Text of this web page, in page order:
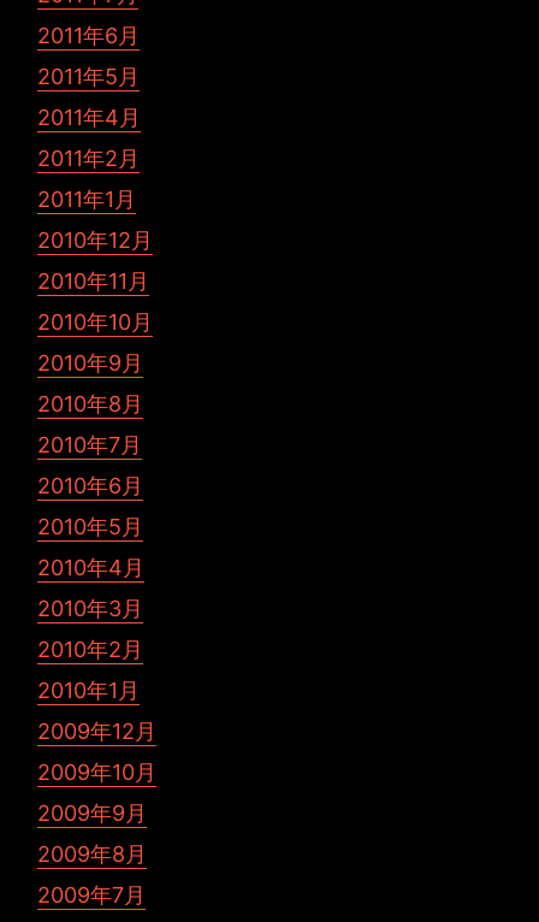
2011年6月
2011年5月
2011年4月
2011年2月
2011年1月
2010年12月
2010年11月
2010年10月
2010年9月
2010年8月
2010年7月
2010年6月
2010年5月
2010年4月
2010年3月
2010年2月
2010年1月
2009年12月
2009年10月
2009年9月
2009年8月
2009年7月